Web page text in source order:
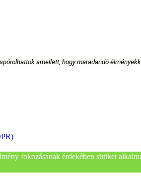
amellett, hogy maradandó
fokozásának érdekében sütiket